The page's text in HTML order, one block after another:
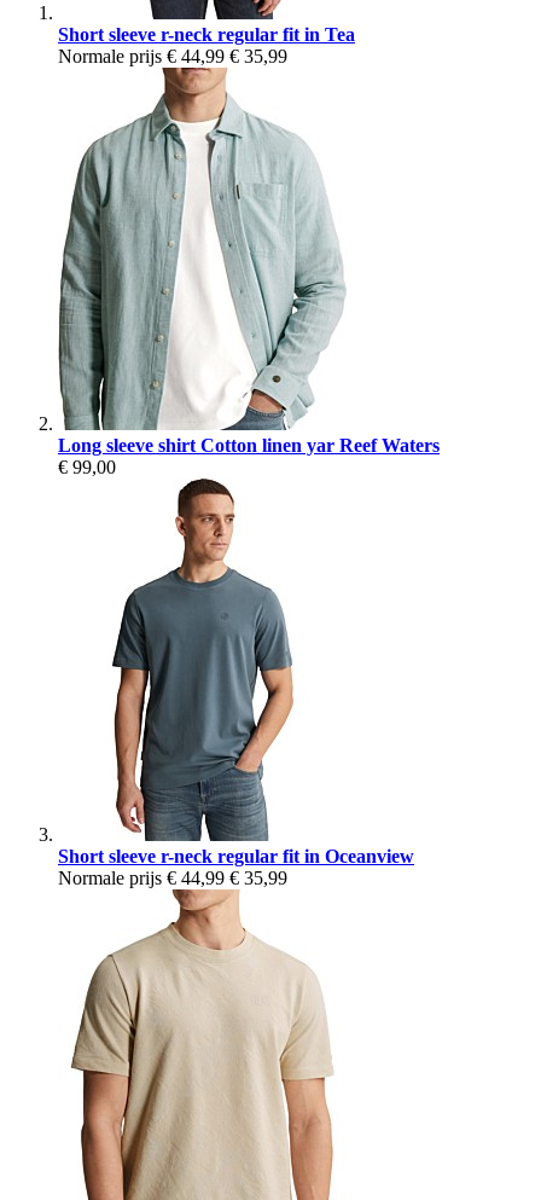
Short sleeve r-neck regular fit in Tea
Normale prijs € 44,99 € 35,99
Long sleeve shirt Cotton linen yar Reef Waters
€ 99,00
Short sleeve r-neck regular fit in Oceanview
Normale prijs € 44,99 € 35,99